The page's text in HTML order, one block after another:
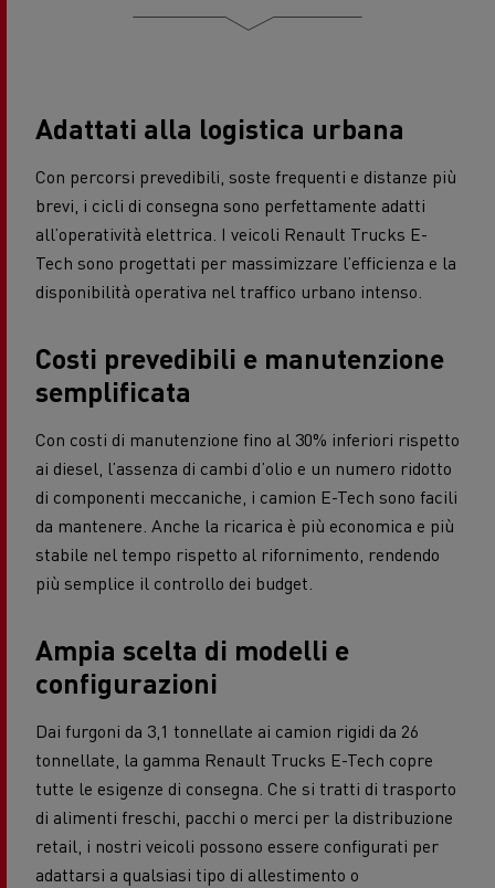
Adattati alla logistica urbana
Con percorsi prevedibili, soste frequenti e distanze più
brevi, i cicli di consegna sono perfettamente adatti
all’operatività elettrica. I veicoli Renault Trucks E-
Tech sono progettati per massimizzare l’efficienza e la
disponibilità operativa nel traffico urbano intenso.
Costi prevedibili e manutenzione
semplificata
Con costi di manutenzione fino al 30% inferiori rispetto
ai diesel, l’assenza di cambi d’olio e un numero ridotto
di componenti meccaniche, i camion E-Tech sono facili
da mantenere. Anche la ricarica è più economica e più
stabile nel tempo rispetto al rifornimento, rendendo
più semplice il controllo dei budget.
Ampia scelta di modelli e
configurazioni
Dai furgoni da 3,1 tonnellate ai camion rigidi da 26
tonnellate, la gamma Renault Trucks E-Tech copre
tutte le esigenze di consegna. Che si tratti di trasporto
di alimenti freschi, pacchi o merci per la distribuzione
retail, i nostri veicoli possono essere configurati per
adattarsi a qualsiasi tipo di allestimento o